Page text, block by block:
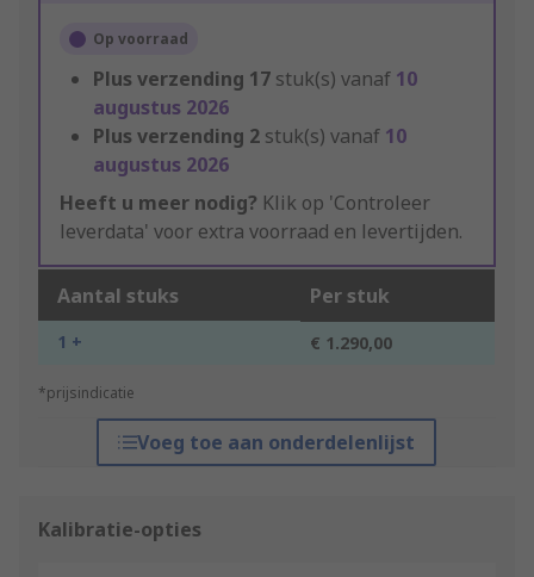
Op voorraad
Plus verzending 17 stuk(s) vanaf 10
augustus 2026
Plus verzending 2 stuk(s) vanaf 10
augustus 2026
Heeft u meer nodig? Klik op 'Controleer
leverdata' voor extra voorraad en levertijden.
Aantal stuks Per stuk
1 + € 1.290,00
*prijsindicatie
Voeg toe aan onderdelenlijst
Kalibratie-opties